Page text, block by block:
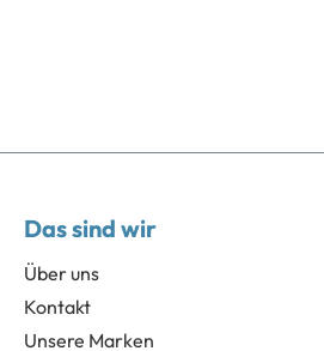
Das sind wir
Über uns
Kontakt
Unsere Marken